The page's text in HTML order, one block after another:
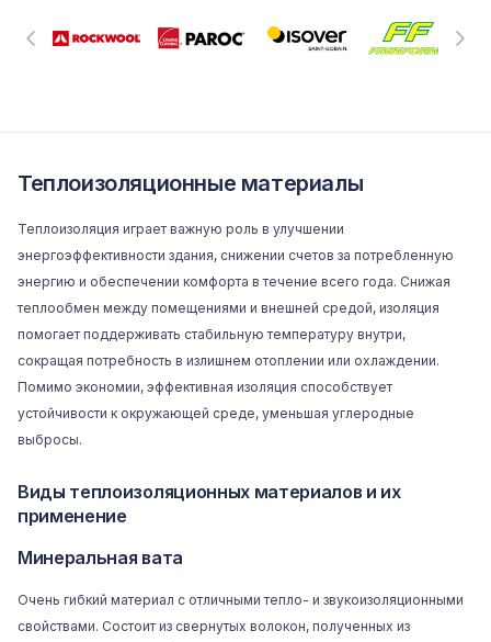
Теплоизоляционные материалы
Теплоизоляция играет важную роль в улучшении
энергоэффективности здания, снижении счетов за потребленную
энергию и обеспечении комфорта в течение всего года. Снижая
теплообмен между помещениями и внешней средой, изоляция
помогает поддерживать стабильную температуру внутри,
сокращая потребность в излишнем отоплении или охлаждении.
Помимо экономии, эффективная изоляция способствует
устойчивости к окружающей среде, уменьшая углеродные
выбросы.
Виды теплоизоляционных материалов и их
применение
Минеральная вата
Очень гибкий материал с отличными тепло- и звукоизоляционными
свойствами. Состоит из свернутых волокон, полученных из